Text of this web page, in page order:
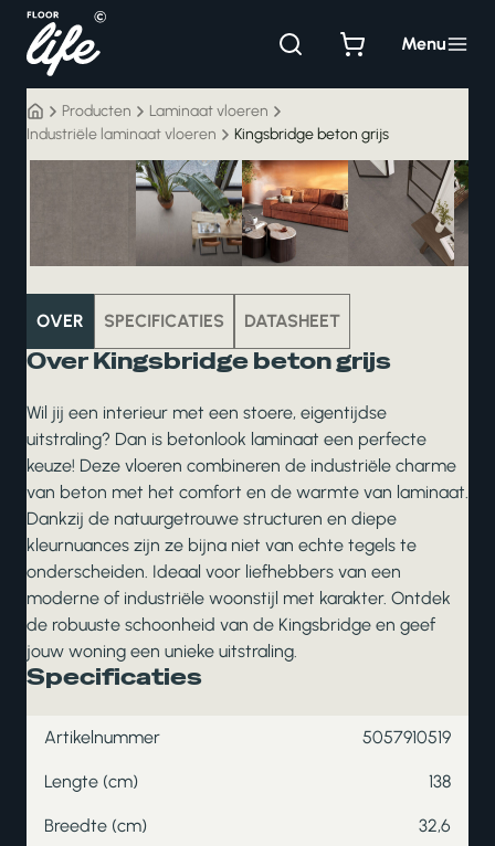
inhoud
Menu
Producten
Laminaat vloeren
Industriële laminaat vloeren
Kingsbridge beton grijs
OVER SPECIFICATIES DATASHEET
Over Kingsbridge beton grijs
Wil jij een interieur met een stoere, eigentijdse
uitstraling? Dan is betonlook laminaat een perfecte
keuze! Deze vloeren combineren de industriële charme
van beton met het comfort en de warmte van laminaat.
Dankzij de natuurgetrouwe structuren en diepe
kleurnuances zijn ze bijna niet van echte tegels te
onderscheiden. Ideaal voor liefhebbers van een
moderne of industriële woonstijl met karakter. Ontdek
de robuuste schoonheid van de Kingsbridge en geef
jouw woning een unieke uitstraling.
Specificaties
Artikelnummer 5057910519
Lengte (cm) 138
Breedte (cm) 32,6